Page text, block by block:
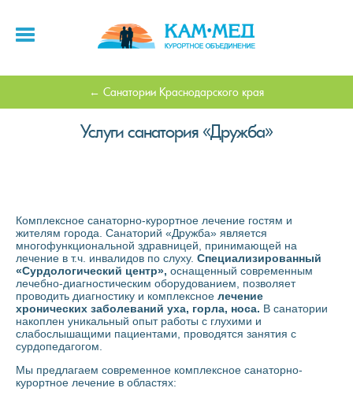
Санатории Краснодарского края
Услуги санатория «Дружба»
Комплексное санаторно-курортное лечение гостям и
жителям города. Санаторий «Дружба» является
многофункциональной здравницей, принимающей на
лечение в т.ч. инвалидов по слуху. Специализированный
«Сурдологический центр», оснащенный современным
лечебно-диагностическим оборудованием, позволяет
проводить диагностику и комплексное лечение
хронических заболеваний уха, горла, носа. В санатории
накоплен уникальный опыт работы с глухими и
слабослышащими пациентами, проводятся занятия с
сурдопедагогом.
Мы предлагаем современное комплексное санаторно-
курортное лечение в областях: